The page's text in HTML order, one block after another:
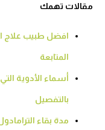
مقالات تهمك
افضل طبيب علاج
المتابعة
أسماء الأدوية
بالتفصيل
مدة بقاء